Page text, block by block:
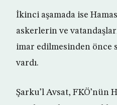
İkinci aşamada ise
askerlerin ve
imar edilmesinden önce
vardı.
Şarku’l Avsat, FKÖ’nün